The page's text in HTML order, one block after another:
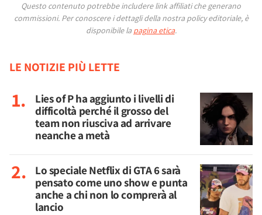
Questo contenuto potrebbe includere link affiliati che generano
commissioni. Per conoscere i dettagli della nostra policy editoriale, è
disponibile la pagina etica.
LE NOTIZIE PIÙ LETTE
Lies of P ha aggiunto i livelli di
difficoltà perché il grosso del
team non riusciva ad arrivare
neanche a metà
Lo speciale Netflix di GTA 6 sarà
pensato come uno show e punta
anche a chi non lo comprerà al
lancio